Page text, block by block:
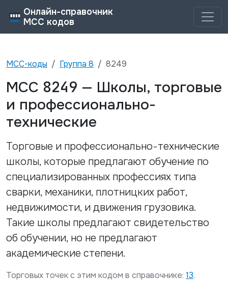
Онлайн-справочник
MCC кодов
MCC-коды Группа 8 8249
MCC 8249 — Школы, торговые
и профессионально-
технические
Торговые и профессионально-технические
школы, которые предлагают обучение по
специализированных профессиях типа
сварки, механики, плотницких работ,
недвижимости, и движения грузовика.
Такие школы предлагают свидетельство
об обучении, но не предлагают
академические степени.
Торговых точек с этим кодом в справочнике: 13.